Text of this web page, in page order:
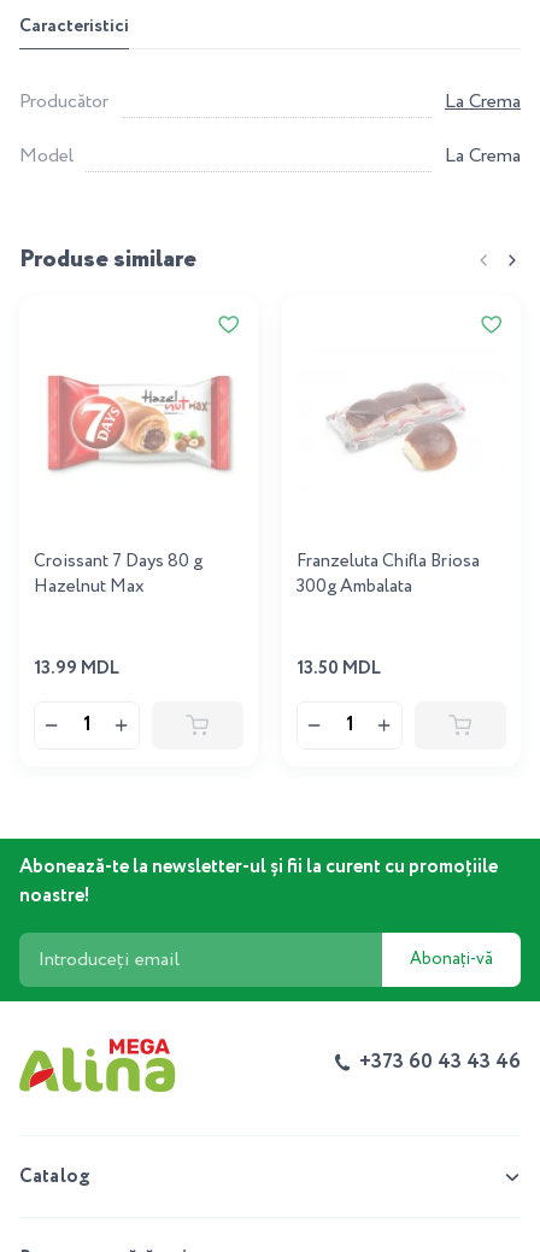
Caracteristici
Producător
La Crema
Model
La Crema
Produse similare
Croissant 7 Days 80 g
Hazelnut Max
13.99 MDL
Franzeluta Chifla Briosa
300g Ambalata
13.50 MDL
Abonează-te la newsletter-ul și fii la curent cu promoțiile
noastre!
Abonați-vă
+373 60 43 43 46
Catalog